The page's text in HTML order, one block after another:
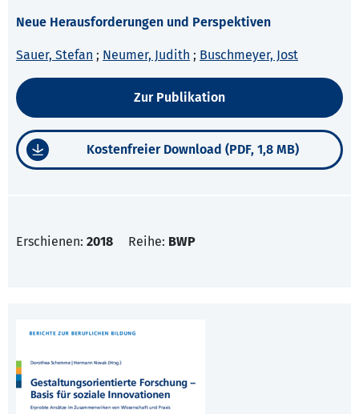
Neue Herausforderungen und Perspektiven
Sauer, Stefan ; Neumer, Judith ; Buschmeyer, Jost
Zur Publikation
Kostenfreier Download (PDF, 1,8 MB)
Erschienen: 2018 Reihe: BWP